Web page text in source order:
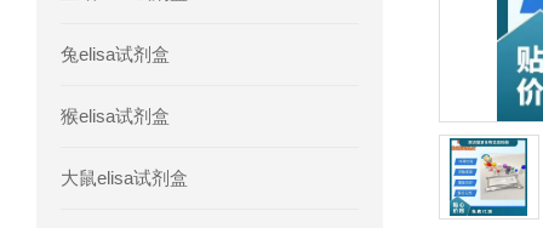
人胰腺衍生因子(PANDER)elisa试剂盒
人髓系细胞触发受体-1(TREM-1)elisa
兔elisa试剂盒
猴elisa试剂盒
大鼠elisa试剂盒